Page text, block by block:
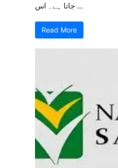
جاتا ہے۔ اس ...
Read More